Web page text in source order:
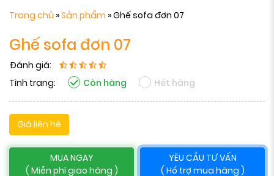
Trang chủ »Sản phẩm »Ghế sofa đơn 07
Ghế sofa đơn 07
Đánh giá:
Tình trạng:
Còn hàng Hết hàng
Giá liên hệ
MUA NGAY
( Miễn phí giao hàng )
YÊU CẦU TƯ VẤN
( Hổ trợ mua hàng )